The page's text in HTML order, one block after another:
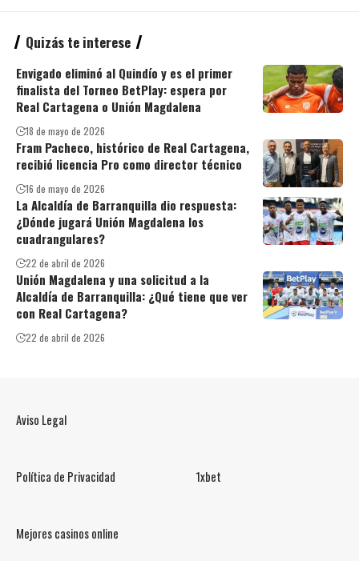
Quizás te interese
Envigado eliminó al Quindío y es el primer
finalista del Torneo BetPlay: espera por
Real Cartagena o Unión Magdalena
18 de mayo de 2026
Fram Pacheco, histórico de Real Cartagena,
recibió licencia Pro como director técnico
16 de mayo de 2026
La Alcaldía de Barranquilla dio respuesta:
¿Dónde jugará Unión Magdalena los
cuadrangulares?
22 de abril de 2026
Unión Magdalena y una solicitud a la
Alcaldía de Barranquilla: ¿Qué tiene que ver
con Real Cartagena?
22 de abril de 2026
Aviso Legal
Política de Privacidad 1xbet
Mejores casinos online